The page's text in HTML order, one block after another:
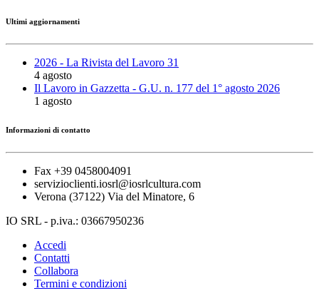
Ultimi aggiornamenti
2026 - La Rivista del Lavoro 31
4 agosto
Il Lavoro in Gazzetta - G.U. n. 177 del 1° agosto 2026
1 agosto
Informazioni di contatto
Fax +39 0458004091
servizioclienti.iosrl@iosrlcultura.com
Verona (37122) Via del Minatore, 6
IO SRL - p.iva.: 03667950236
Accedi
Contatti
Collabora
Termini e condizioni